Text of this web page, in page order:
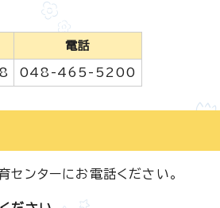
電話
048-465-5200
ンターにお電話ください。